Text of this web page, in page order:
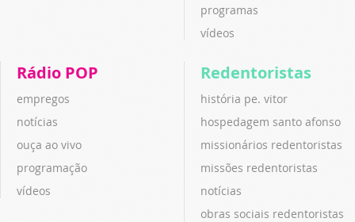
programas
vídeos
Rádio POP
empregos
notícias
ouça ao vivo
programação
vídeos
Redentoristas
história pe. vitor
hospedagem santo afonso
missionários redentoristas
missões redentoristas
notícias
obras sociais redentoristas